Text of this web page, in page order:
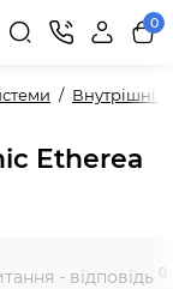
0
Внутрішні
Etherea
- відповідь 0